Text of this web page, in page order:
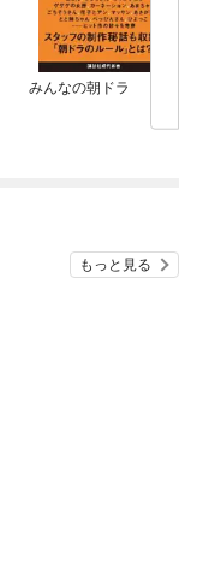
みんなの朝ドラ
もっと見る